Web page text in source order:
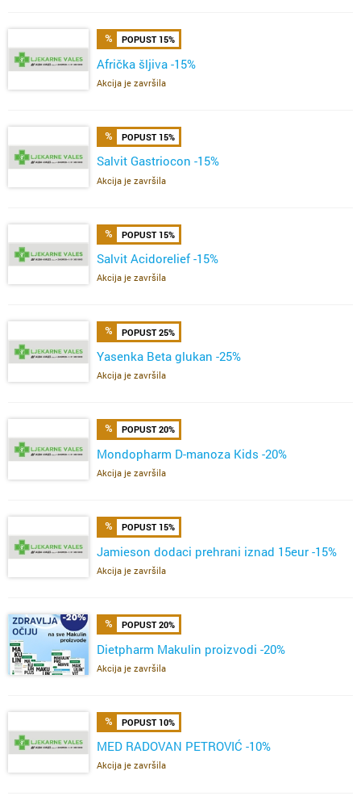
POPUST 15%
Afrička šljiva -15%
Akcija je završila
POPUST 15%
Salvit Gastriocon -15%
Akcija je završila
POPUST 15%
Salvit Acidorelief -15%
Akcija je završila
POPUST 25%
Yasenka Beta glukan -25%
Akcija je završila
POPUST 20%
Mondopharm D-manoza Kids -20%
Akcija je završila
POPUST 15%
Jamieson dodaci prehrani iznad 15eur -15%
Akcija je završila
POPUST 20%
Dietpharm Makulin proizvodi -20%
Akcija je završila
POPUST 10%
MED RADOVAN PETROVIĆ -10%
Akcija je završila